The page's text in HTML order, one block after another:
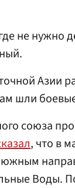
не нужно
Азии
шли
союза
, что в
Воды.